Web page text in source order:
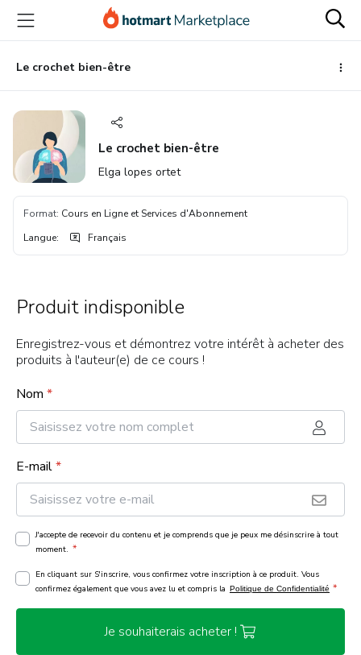
vers
contenu
principal
vers
bas
de
Le crochet bien-être
Le crochet bien-être
Elga lopes ortet
Format: Cours en Ligne et Services d'Abonnement
Langue: Français
Produit indisponible
Enregistrez-vous et démontrez votre intérêt à acheter des
produits à l'auteur(e) de ce cours !
Nom *
E-mail*
J'accepte de recevoir du contenu et je comprends que je peux me désinscrire à tout
moment. *
En cliquant sur S'inscrire, vous confirmez votre inscription à ce produit. Vous
confirmez également que vous avez lu et compris la Politique de Confidentialité *
Je souhaiterais acheter !